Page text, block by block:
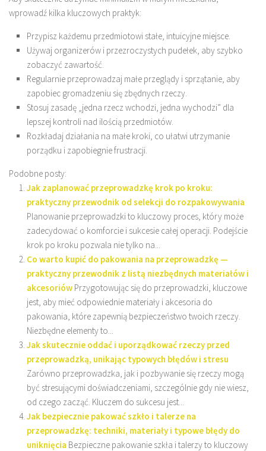
wprowadź kilka kluczowych praktyk:
Przypisz każdemu przedmiotowi stałe, intuicyjne miejsce.
Używaj organizerów i przezroczystych pudełek, aby szybko
zobaczyć zawartość.
Regularnie przeprowadzaj małe przeglądy i sprzątanie, aby
zapobiec gromadzeniu się zbędnych rzeczy.
Stosuj zasadę „jedna rzecz wchodzi, jedna wychodzi” dla
lepszej kontroli nad ilością przedmiotów.
Rozkładaj działania na małe kroki, co ułatwi utrzymanie
porządku i zapobiegnie frustracji.
Podobne posty:
Jak zaplanować przeprowadzkę krok po kroku:
praktyczny przewodnik od selekcji do rozpakowywania
Planowanie przeprowadzki to kluczowy proces, który może
zadecydować o komforcie i sukcesie całej operacji. Podejście
krok po kroku pozwala nie tylko na...
Co warto kupić do pakowania na przeprowadzkę —
praktyczny przewodnik z listą niezbędnych materiałów i
akcesoriów Przygotowując się do przeprowadzki, kluczowe
jest, aby mieć odpowiednie materiały i akcesoria do
pakowania, które zapewnią bezpieczeństwo twoich rzeczy.
Niezbędne elementy to...
Jak skutecznie oddać i uporządkować rzeczy przed
przeprowadzką, unikając typowych błędów i stresu
Zarówno przeprowadzka, jak i pozbywanie się rzeczy mogą
być stresującymi doświadczeniami, szczególnie gdy nie wiesz,
od czego zacząć. Kluczem do sukcesu jest...
Jak bezpiecznie pakować szkło i talerze na
przeprowadzkę: techniki, materiały i typowe błędy do
uniknięcia Bezpieczne pakowanie szkła i talerzy to kluczowy